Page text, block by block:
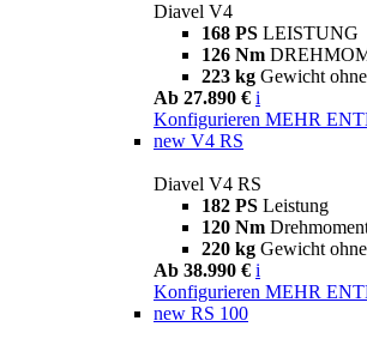
Diavel V4
168 PS LEISTUNG
126 Nm
223 kg Gewicht
Ab 27.890 € i
Konfigurieren MEHR
new V4 RS
Diavel V4 RS
182 PS Leistung
120 Nm
220 kg Gewicht
Ab 38.990 € i
Konfigurieren MEHR
new RS 100